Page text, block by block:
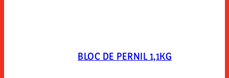
BLOC DE PERNIL 1,1KG